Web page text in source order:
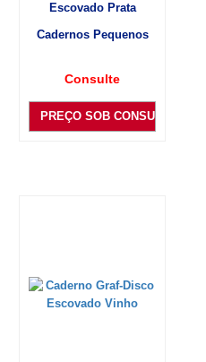
Escovado Prata
Cadernos Pequenos
Consulte
PREÇO SOB CONSULTA